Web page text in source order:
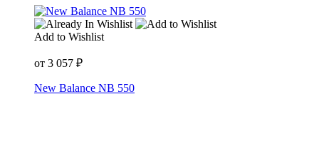
Add to Wishlist
от 3 057 ₽
New Balance NB 550